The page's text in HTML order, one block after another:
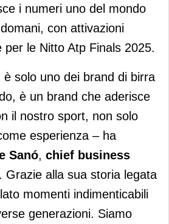
i numeri uno del mondo
con attivazioni
per le Nitto Atp Finals 2025.
è solo uno dei brand di birra
è un brand che aderisce
il nostro sport, non solo
esperienza – ha
Sanó, chief business
. Grazie alla sua storia legata
momenti indimenticabili
generazioni. Siamo